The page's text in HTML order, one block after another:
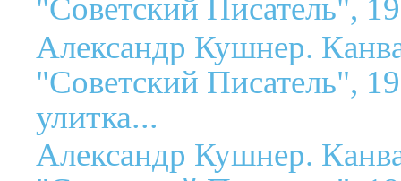
"Советский Писатель",
Александр Кушнер.
"Советский Писатель",
улитка...
Александр Кушнер.